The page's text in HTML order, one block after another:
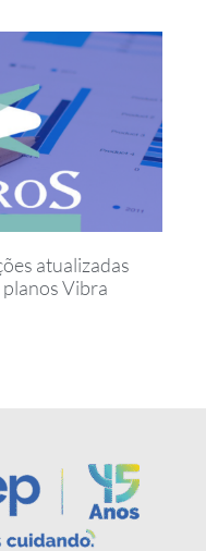
atualizadas
Vibra